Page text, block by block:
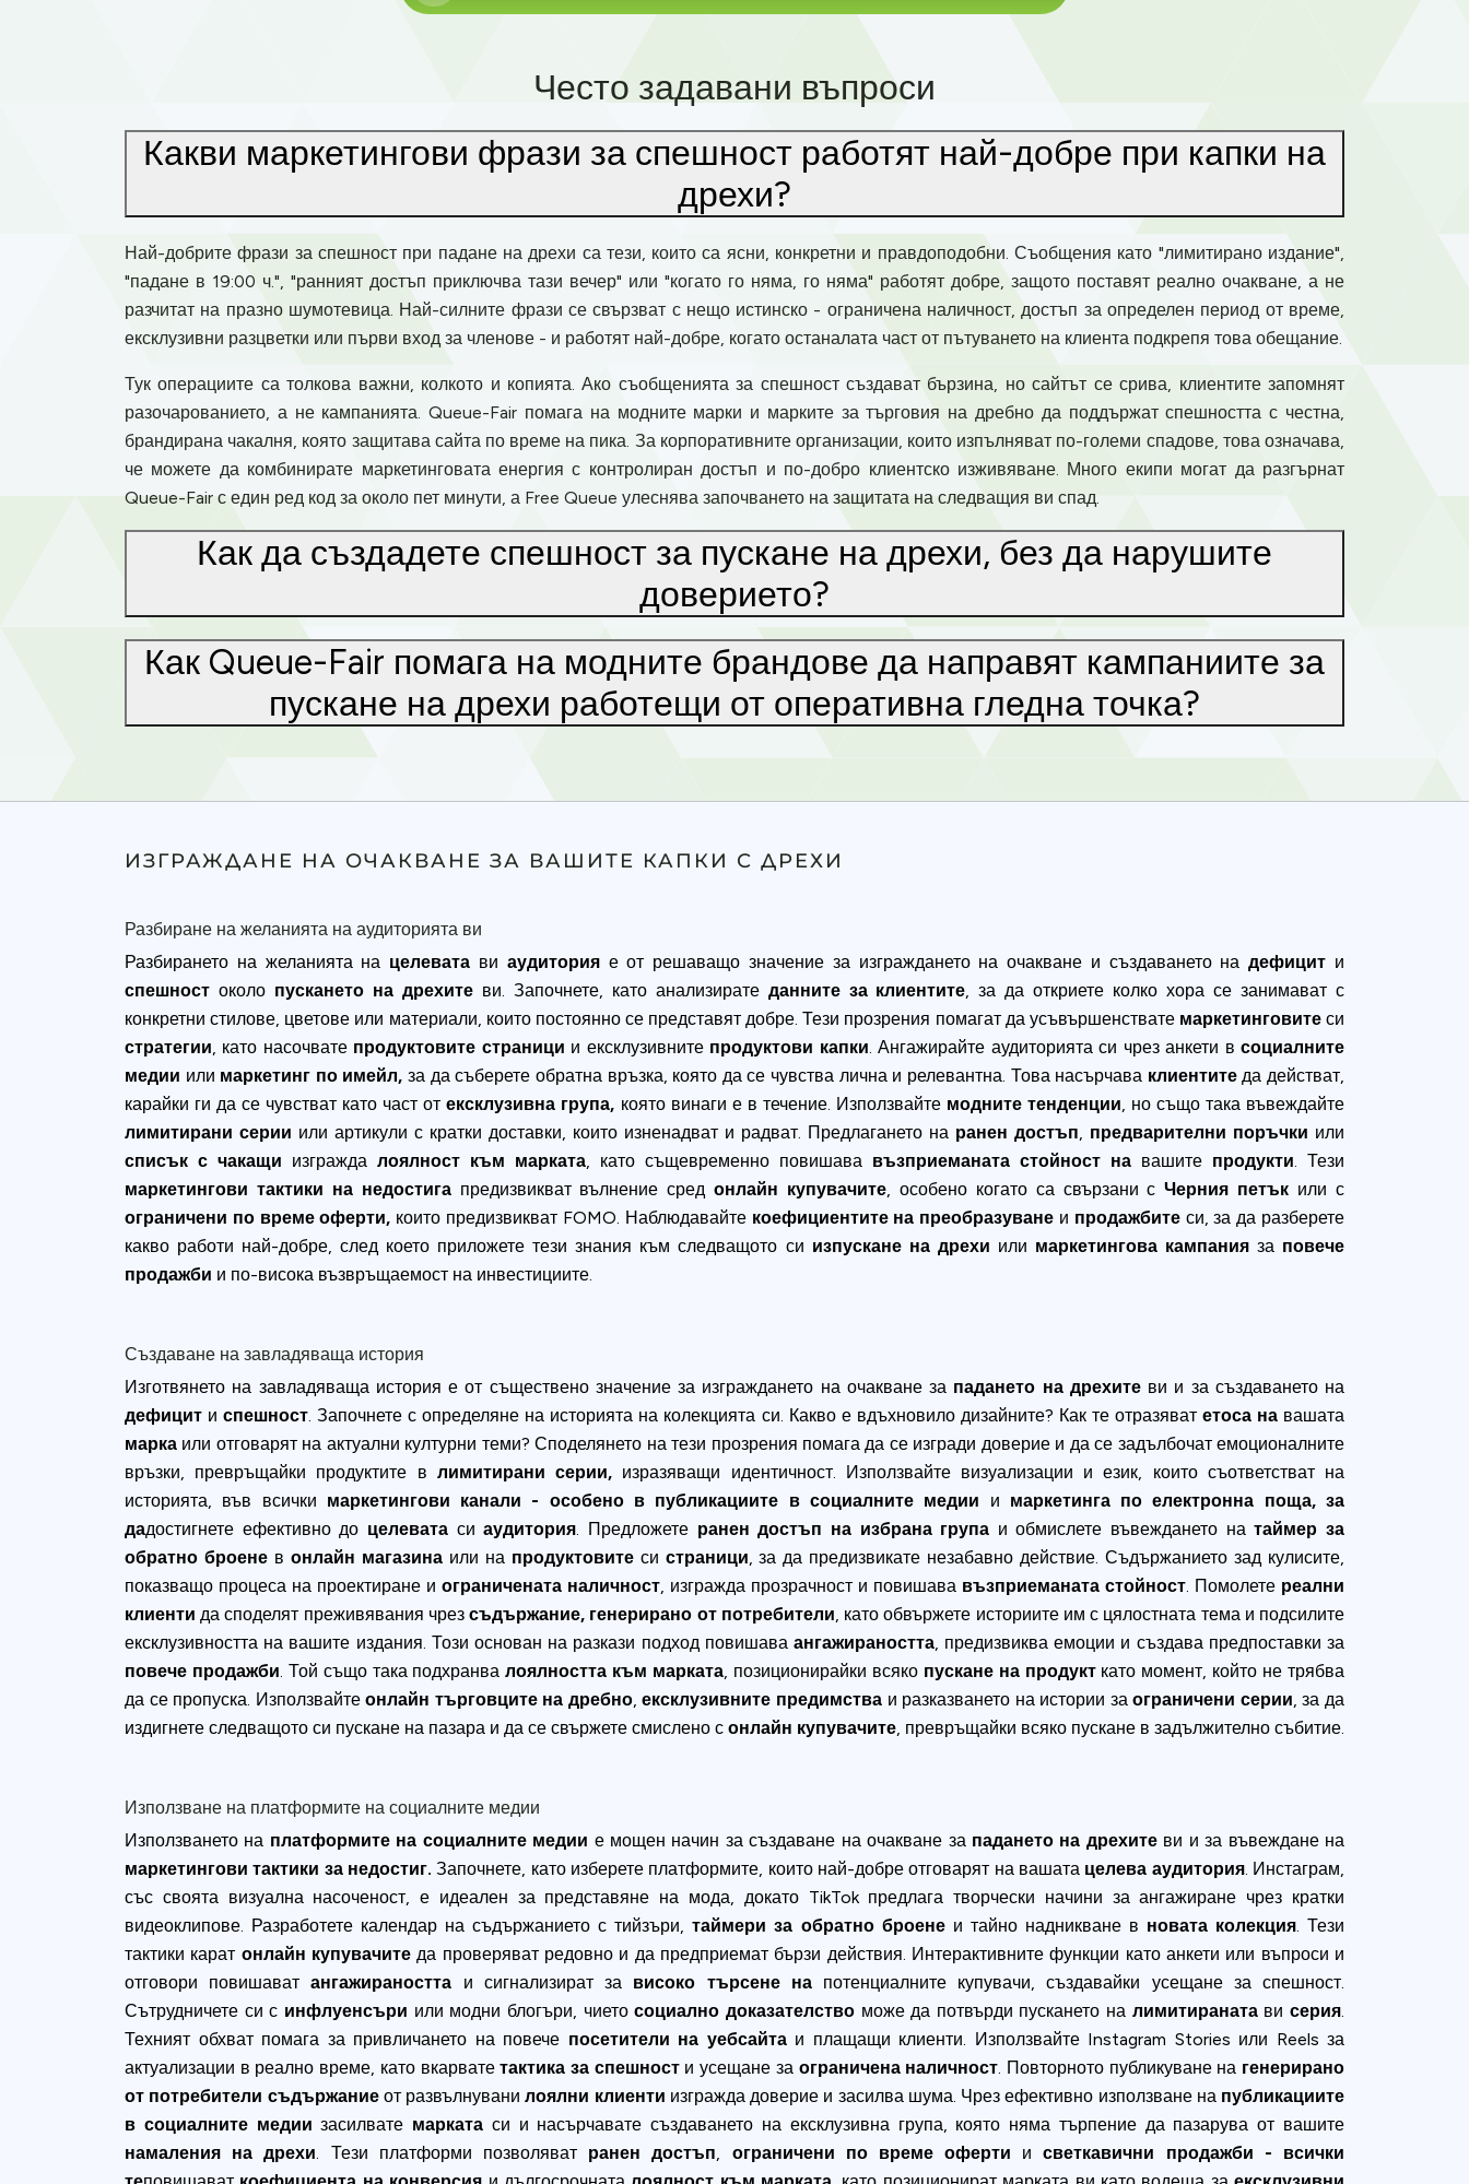
Често задавани въпроси
Какви маркетингови фрази за спешност работят най-добре при капки на
дрехи?
Най-добрите фрази за спешност при падане на дрехи са тези, които са ясни, конкретни и правдоподобни. Съобщения като "лимитирано издание",
"падане в 19:00 ч.", "ранният достъп приключва тази вечер" или "когато го няма, го няма" работят добре, защото поставят реално очакване, а не
разчитат на празно шумотевица. Най-силните фрази се свързват с нещо истинско - ограничена наличност, достъп за определен период от време,
ексклузивни разцветки или първи вход за членове - и работят най-добре, когато останалата част от пътуването на клиента подкрепя това обещание.
Тук операциите са толкова важни, колкото и копията. Ако съобщенията за спешност създават бързина, но сайтът се срива, клиентите запомнят
разочарованието, а не кампанията. Queue-Fair помага на модните марки и марките за търговия на дребно да поддържат спешността с честна,
брандирана чакалня, която защитава сайта по време на пика. За корпоративните организации, които изпълняват по-големи спадове, това означава,
че можете да комбинирате маркетинговата енергия с контролиран достъп и по-добро клиентско изживяване. Много екипи могат да разгърнат
Queue-Fair с един ред код за около пет минути, а Free Queue улеснява започването на защитата на следващия ви спад.
Как да създадете спешност за пускане на дрехи, без да нарушите
доверието?
Как Queue-Fair помага на модните брандове да направят кампаниите за
пускане на дрехи работещи от оперативна гледна точка?
ИЗГРАЖДАНЕ НА ОЧАКВАНЕ ЗА ВАШИТЕ КАПКИ С ДРЕХИ
Разбиране на желанията на аудиторията ви
Разбирането на желанията на целевата ви аудиторияе от решаващо значение за изграждането на очакване и създаването надефицит и
спешност около пускането на дрехитеви. Започнете, като анализирате данните за клиентите , за да откриете колко хора се занимават с
конкретни стилове, цветове или материали, които постоянно се представят добре. Тези прозрения помагат да усъвършенствате маркетинговитеси
стратегии , като насочвате продуктовите страници и ексклузивните продуктови капки . Ангажирайте аудиторията си чрез анкети всоциалните
медии или маркетинг по имейл, за да съберете обратна връзка, която да се чувства лична и релевантна. Това насърчава клиентитеда действат,
карайки ги да се чувстват като част отексклузивна група, която винаги е в течение. Използвайте модните тенденции , но също така въвеждайте
лимитирани серии или артикули с кратки доставки, които изненадват и радват. Предлагането на ранен достъп предварителни поръчки или
списък с чакащи изгражда лоялност към марката , като същевременно повишава възприеманата стойност на вашите продукти . Тези
маркетингови тактики на недостигапредизвикват вълнение средонлайн купувачите , особено когато са свързани сЧерния петък или с
ограничени по време оферти, които предизвикват FOMO. Наблюдавайте коефициентите на преобразуване и продажбитеси, за да разберете
какво работи най-добре, след което приложете тези знания към следващото си изпускане на дрехи или маркетингова кампанияза повече
продажби и по-висока възвръщаемост на инвестициите.
Създаване на завладяваща история
Изготвянето на завладяваща история е от съществено значение за изграждането на очакване за падането на дрехитеви и за създаването на
дефицит испешност . Започнете с определяне на историята на колекцията си. Какво е вдъхновило дизайните? Как те отразяват етоса навашата
марка или отговарят на актуални културни теми? Споделянето на тези прозрения помага да се изгради доверие и да се задълбочат емоционалните
връзки, превръщайки продуктите в лимитирани серии, изразяващи идентичност. Използвайте визуализации и език, които съответстват на
историята, във всички маркетингови канали - особено в публикациите в социалните медии и маркетинга по електронна поща, за
дадостигнете ефективно до целеватасиаудитория . Предложете ранен достъп на избрана група и обмислете въвеждането натаймер за
обратно броенев онлайн магазинаили на продуктовитеси страници , за да предизвикате незабавно действие. Съдържанието зад кулисите,
показващо процеса на проектиране и ограничената наличност , изгражда прозрачност и повишава възприеманата стойност . Помолете реални
клиенти да споделят преживявания чрезсъдържание, генерирано от потребители , като обвържете историите им с цялостната тема и подсилите
ексклузивността на вашите издания. Този основан на разкази подход повишава ангажираността, предизвиква емоции и създава предпоставки за
повече продажби . Той също така подхранвалоялността към марката , позиционирайки всяко пускане на продукткато момент, който не трябва
да се пропуска. Използвайтеонлайн търговците на дребно,ексклузивните предимства и разказването на истории заограничени серии , за да
издигнете следващото си пускане на пазара и да се свържете смислено с онлайн купувачите , превръщайки всяко пускане в задължително събитие.
Използване на платформите на социалните медии
Използването на платформите на социалните медии е мощен начин за създаване на очакване за падането на дрехитеви и за въвеждане на
маркетингови тактики за недостиг. Започнете, като изберете платформите, които най-добре отговарят на вашата целева аудитория. Инстаграм,
със своята визуална насоченост, е идеален за представяне на мода, докато TikTok предлага творчески начини за ангажиране чрез кратки
видеоклипове. Разработете календар на съдържанието с тийзъри,таймери за обратно броенеи тайно надникване в новата колекция. Тези
тактики карат онлайн купувачите да проверяват редовно и да предприемат бързи действия. Интерактивните функции като анкети или въпроси и
отговори повишаватангажираността и сигнализират за високо търсене напотенциалните купувачи, създавайки усещане за спешност.
Сътрудничете си с инфлуенсъри или модни блогъри, чиетосоциално доказателствоможе да потвърди пускането на лимитиранатависерия
Техният обхват помага за привличането на повече посетители на уебсайтаи плащащи клиенти. Използвайте Instagram Stories или Reels за
актуализации в реално време, като вкарватетактика за спешности усещане за ограничена наличност . Повторното публикуване на генерирано
от потребители съдържаниеот развълнуванилоялни клиенти изгражда доверие и засилва шума. Чрез ефективно използване на публикациите
в социалните медии засилвате марката си и насърчавате създаването на ексклузивна група, която няма търпение да пазарува от вашите
намаления на дрехи . Тези платформи позволяват ранен достъп ограничени по време оферти исветкавични продажби - всички